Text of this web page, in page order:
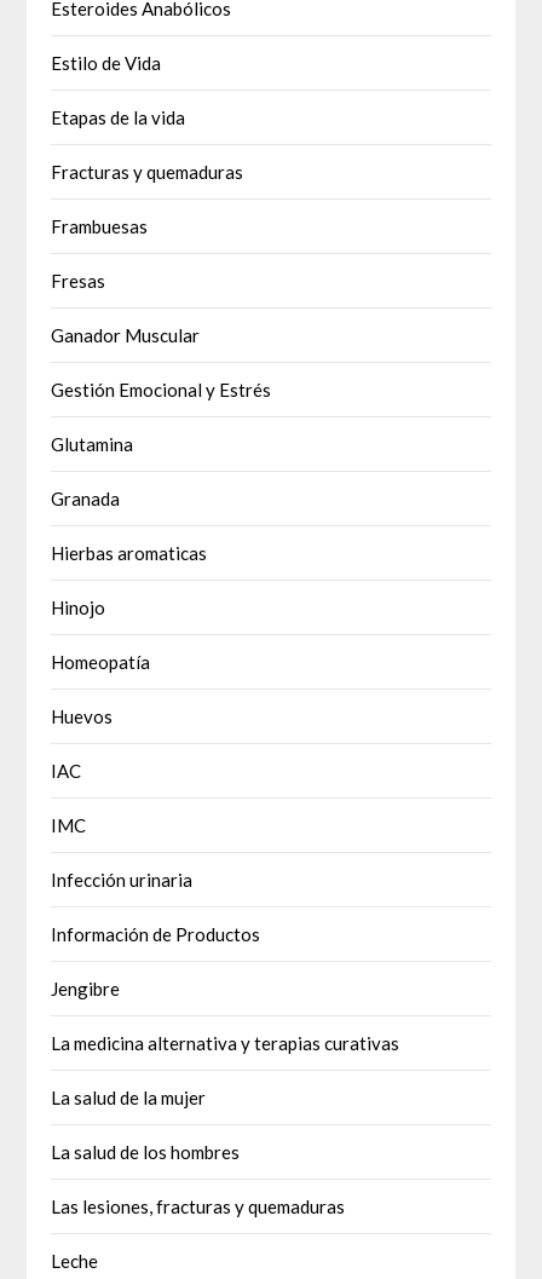
Esteroides Anabólicos
Estilo de Vida
Etapas de la vida
Fracturas y quemaduras
Frambuesas
Fresas
Ganador Muscular
Gestión Emocional y Estrés
Glutamina
Granada
Hierbas aromaticas
Hinojo
Homeopatía
Huevos
IAC
IMC
Infección urinaria
Información de Productos
Jengibre
La medicina alternativa y terapias curativas
La salud de la mujer
La salud de los hombres
Las lesiones, fracturas y quemaduras
Leche